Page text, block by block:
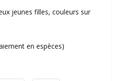
jeunes filles, couleurs sur
en espèces)